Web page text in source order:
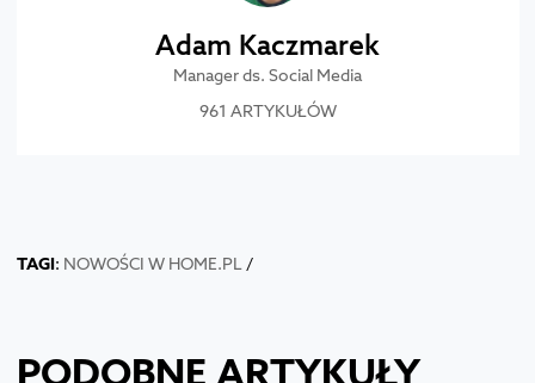
Adam Kaczmarek
Manager ds. Social Media
961 ARTYKUŁÓW
TAGI: NOWOŚCI W HOME.PL/
PODOBNE ARTYKUŁY